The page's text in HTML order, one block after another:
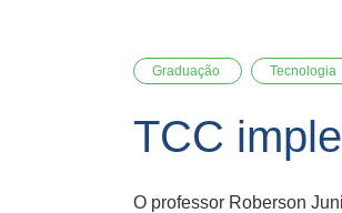
Graduação Tecnologia
TCC
O professor Roberson